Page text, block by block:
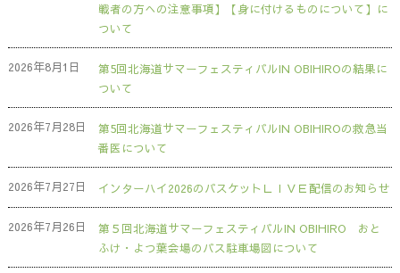
戦者の方への注意事項】【身に付けるものについて】に
ついて
2026年8月1日
第5回北海道サマーフェスティバルIN OBIHIROの結果に
ついて
2026年7月28日
第5回北海道サマーフェスティバルIN OBIHIROの救急当
番医について
2026年7月27日 インターハイ2026のバスケットＬＩＶＥ配信のお知らせ
2026年7月26日
第５回北海道サマーフェスティバルIN OBIHIRO おと
ふけ・よつ葉会場のバス駐車場図について